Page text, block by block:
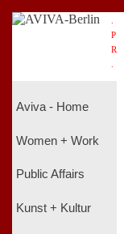
P
R
Aviva - Home
Women + Work
Public Affairs
Kunst + Kultur